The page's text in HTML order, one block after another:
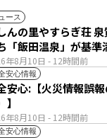
ース
年8月10日 - 12時間前
んの里やすらぎ荘
「飯田温泉」が基準
安心情報
年8月10日 - 12時間前
安心:【火災情報誤
安心情報